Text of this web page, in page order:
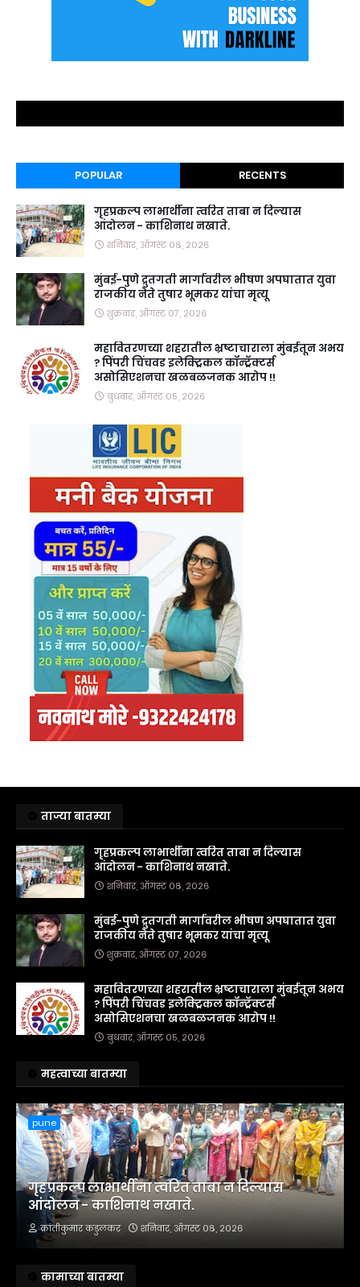
POPULAR RECENTS
गृहप्रकल्प लाभार्थींना त्वरित ताबा न दिल्यास
आंदोलन - काशिनाथ नखाते.
शनिवार, ऑगस्ट ०८, २०२६
मुंबई-पुणे द्रुतगती मार्गावरील भीषण अपघातात युवा
राजकीय नेते तुषार भूमकर यांचा मृत्यू
शुक्रवार, ऑगस्ट ०७, २०२६
महावितरणच्या शहरातील भ्रष्टाचाराला मुंबईतून अभय
? पिंपरी चिंचवड इलेक्ट्रिकल कॉन्ट्रॅक्टर्स
असोसिएशनचा खळबळजनक आरोप !!
बुधवार, ऑगस्ट ०५, २०२६
ताज्या बातम्या
गृहप्रकल्प लाभार्थींना त्वरित ताबा न दिल्यास
आंदोलन - काशिनाथ नखाते.
शनिवार, ऑगस्ट ०८, २०२६
मुंबई-पुणे द्रुतगती मार्गावरील भीषण अपघातात युवा
राजकीय नेते तुषार भूमकर यांचा मृत्यू
शुक्रवार, ऑगस्ट ०७, २०२६
महावितरणच्या शहरातील भ्रष्टाचाराला मुंबईतून अभय
? पिंपरी चिंचवड इलेक्ट्रिकल कॉन्ट्रॅक्टर्स
असोसिएशनचा खळबळजनक आरोप !!
बुधवार, ऑगस्ट ०५, २०२६
महत्वाच्या बातम्या
pune
गृहप्रकल्प लाभार्थींना त्वरित ताबा न दिल्यास
आंदोलन - काशिनाथ नखाते.
क्रांतीकुमार कडुलकर शनिवार, ऑगस्ट ०८, २०२६
कामाच्या बातम्या